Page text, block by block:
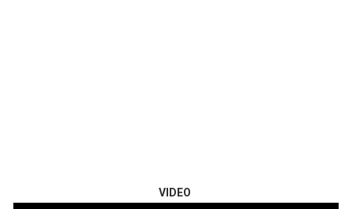
VIDEO